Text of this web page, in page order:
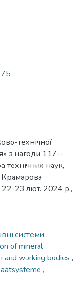
технічної
з нагоди 117-ї
технічних наук,
23 лют. 2024 р.,
системи ,
of mineral
and working bodies ,
,